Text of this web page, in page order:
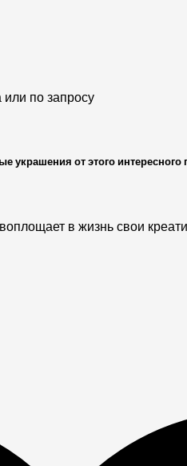
по запросу
украшения от этого
в жизнь свои